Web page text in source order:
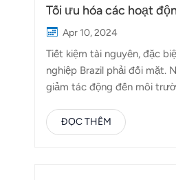
Tối ưu hóa các hoạt
Apr 10, 2024
Tiết kiệm tài nguyên, đặc
nghiệp Brazil phải đối mặt.
giảm tác động đến môi
chính xác cao một cách
cần máy bay không người
ĐỌC THÊM